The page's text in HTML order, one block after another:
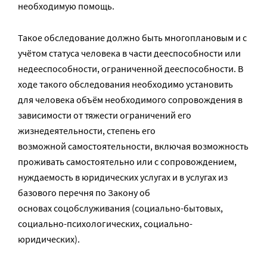
необходимую помощь.
Такое обследование должно быть многоплановым и с
учётом статуса человека в части дееспособности или
недееспособности, ограниченной дееспособности. В
ходе такого обследования необходимо установить
для человека объём необходимого сопровождения в
зависимости от тяжести ограничений его
жизнедеятельности, степень его
возможной самостоятельности, включая возможность
проживать самостоятельно или с сопровождением,
нуждаемость в юридических услугах и в услугах из
базового перечня по Закону об
основах соцобслуживания (социально-бытовых,
социально-психологических, социально-
юридических).